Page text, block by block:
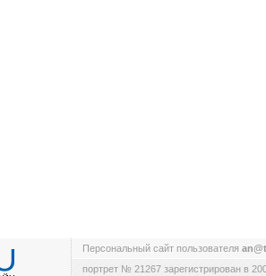
Персональный сайт пользователя
портрет № 21267 зарегистрирован в